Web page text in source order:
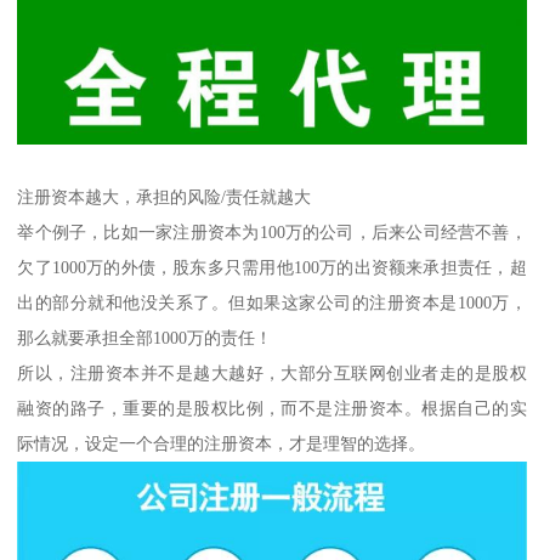
注册资本越大，承担的风险/责任就越大
举个例子，比如一家注册资本为100万的公司，后来公司经营不善，
欠了1000万的外债，股东多只需用他100万的出资额来承担责任，超
出的部分就和他没关系了。但如果这家公司的注册资本是1000万，
那么就要承担全部1000万的责任！
所以，注册资本并不是越大越好，大部分互联网创业者走的是股权
融资的路子，重要的是股权比例，而不是注册资本。根据自己的实
际情况，设定一个合理的注册资本，才是理智的选择。